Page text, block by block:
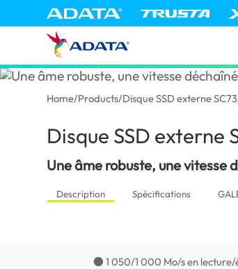
Home/Products/Disque SSD externe
Disque SSD externe
Une âme robuste, une vitesse
Description Spécifications
● 1 050/1 000 Mo/s en lecture/